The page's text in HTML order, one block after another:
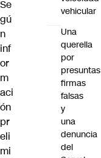
Se
gú
n
inf
or
m
aci
ón
pr
eli
mi
vehicular
Una
querella
por
presuntas
firmas
falsas
y
una
denuncia
del